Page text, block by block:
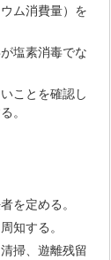
ム消費量）を
塩素消毒でな
ことを確認し
。
を定める。
知する。
掃、遊離残留